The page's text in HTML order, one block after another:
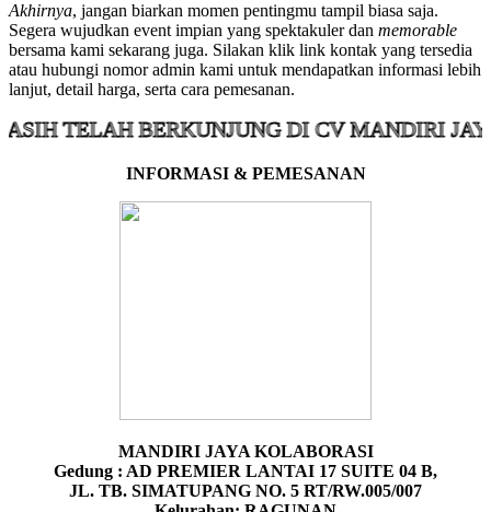
Akhirnya, jangan biarkan momen pentingmu tampil biasa saja.
Segera wujudkan event impian yang spektakuler dan memorable
bersama kami sekarang juga. Silakan klik link kontak yang tersedia
atau hubungi nomor admin kami untuk mendapatkan informasi lebih
lanjut, detail harga, serta cara pemesanan.
BERKUNJUNG DI CV MANDIRI JAYA
INFORMASI & PEMESANAN
MANDIRI JAYA KOLABORASI
Gedung : AD PREMIER LANTAI 17 SUITE 04 B,
JL. TB. SIMATUPANG NO. 5 RT/RW.005/007